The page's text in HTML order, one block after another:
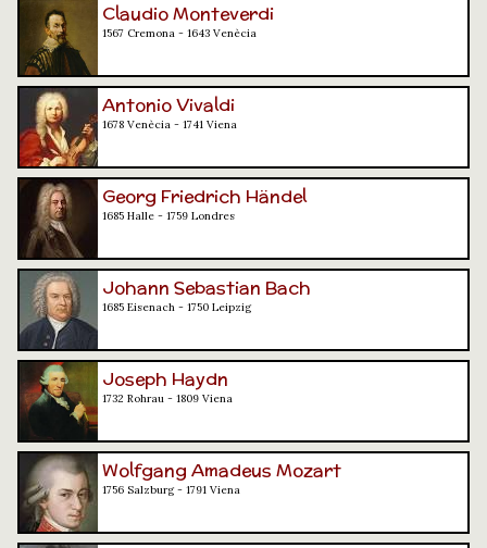
Claudio Monteverdi
1567 Cremona - 1643 Venècia
Antonio Vivaldi
1678 Venècia - 1741 Viena
Georg Friedrich Händel
1685 Halle - 1759 Londres
Johann Sebastian Bach
1685 Eisenach - 1750 Leipzig
Joseph Haydn
1732 Rohrau - 1809 Viena
Wolfgang Amadeus Mozart
1756 Salzburg - 1791 Viena